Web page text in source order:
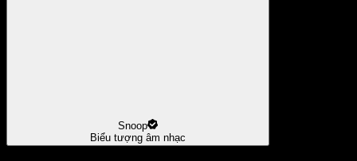
Snoop
Biểu tượng âm nhạc